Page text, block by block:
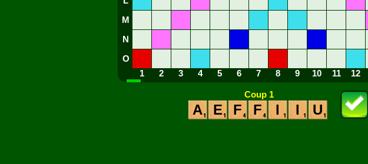
M
N
O
1
2 3 4 5 6 7 8 9 10 11 12
Coup 1
A E F F I I U